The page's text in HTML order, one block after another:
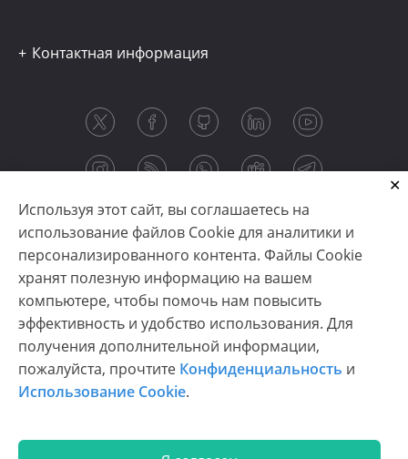
Используя этот сайт, вы соглашаетесь на
использование файлов Cookie для аналитики и
персонализированного контента. Файлы Cookie
хранят полезную информацию на вашем
компьютере, чтобы помочь нам повысить
эффективность и удобство использования. Для
получения дополнительной информации,
пожалуйста, прочтите Конфиденциальность и
Использование Cookie.
Контактная информация
Copyright © 2003-2026 CloudReports sp. z o.o. (dba
Stimulsoft). All rights reserved.
Конфиденциальность